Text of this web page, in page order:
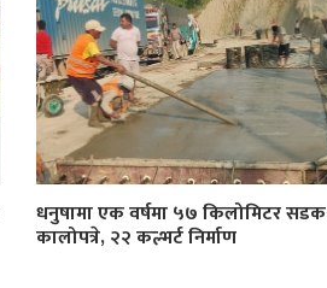
धनुषामा एक वर्षमा ५७ किलोमिटर सडक
कालोपत्रे, २२ कल्भर्ट निर्माण